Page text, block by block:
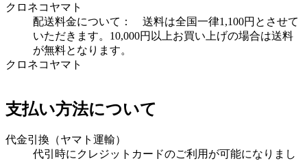
クロネコヤマト
配送料金について： 送料は全国一律1,100円とさせて
いただきます。10,000円以上お買い上げの場合は送料
が無料となります。
クロネコヤマト
支払い方法について
代金引換（ヤマト運輸）
代引時にクレジットカードのご利用が可能になりまし